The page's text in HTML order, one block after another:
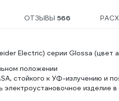
ОТЗЫВЫ 566
Electric) серии Glossa (цвет
положении
стойкого к УФ-излучению и
электроустановочное изделие